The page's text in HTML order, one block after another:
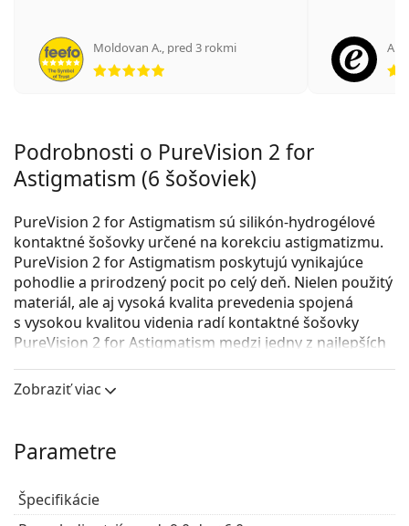
Moldovan A., pred 3 rokmi
hodnotenie 5 z 5
Podrobnosti o PureVision 2 for
Astigmatism (6 šošoviek)
PureVision 2 for Astigmatism sú silikón-hydrogélové
kontaktné šošovky určené na korekciu astigmatizmu.
PureVision 2 for Astigmatism poskytujú vynikajúce
pohodlie a prirodzený pocit po celý deň. Nielen použitý
materiál, ale aj vysoká kvalita prevedenia spojená
s vysokou kvalitou videnia radí kontaktné šošovky
PureVision 2 for Astigmatism medzi jedny z najlepších
Kontaktné šošovky PureVision 2 for Astigmatism majú
látka Comfort Moist poskytuje očiam hydratáciu a
Nositelia šošoviek PureVision Toric môžu prejsť na
Zobraziť viac
Parametre
Špecifikácie